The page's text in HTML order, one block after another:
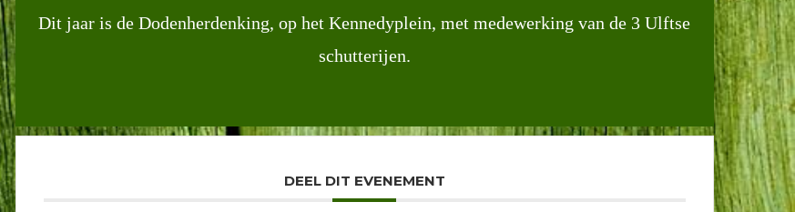
Dit jaar is de Dodenherdenking, op het Kennedyplein, met medewerking van de 3 Ulftse
schutterijen.
DEEL DIT EVENEMENT